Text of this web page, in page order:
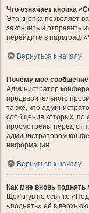
Что означает кнопка
Эта кнопка позволяет
закончить и отправить
перейдите в параграф
Вернуться к началу
Почему моё
Администратор
предварительного
также, что
сообщения которых, по
просмотрены перед
администратором
информации.
Вернуться к началу
Как мне вновь
Щёлкнув по ссылке
«поднять» её в